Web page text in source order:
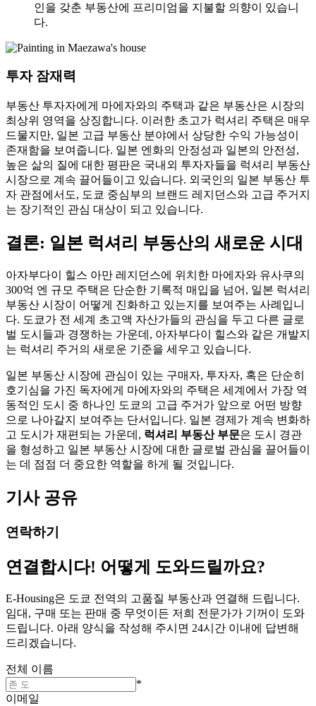
인을 갖춘 부동산에 프리미엄을 지불할 의향이 있습니
다.
투자 잠재력
부동산 투자자에게 마에자와의 주택과 같은 부동산은 시장의
최상위 영역을 상징합니다. 이러한 초고가 럭셔리 주택은 매우
드물지만, 일본 고급 부동산 분야에서 상당한 수익 가능성이
존재함을 보여줍니다. 일본 엔화의 안정성과 일본의 안전성,
높은 삶의 질에 대한 평판은 국내외 투자자들을 럭셔리 부동산
시장으로 계속 끌어들이고 있습니다. 외국인의 일본 부동산 투
자 관점에서도, 도쿄 중심부의 브랜드 레지던스와 고급 주거지
는 장기적인 관심 대상이 되고 있습니다.
결론: 일본 럭셔리 부동산의 새로운 시대
아자부다이 힐스 아만 레지던스에 위치한 마에자와 유사쿠의
300억 엔 규모 주택은 단순한 기록적 매입을 넘어, 일본 럭셔리
부동산 시장이 어떻게 진화하고 있는지를 보여주는 사례입니
다. 도쿄가 전 세계 초고액 자산가들의 관심을 두고 다른 글로
벌 도시들과 경쟁하는 가운데, 아자부다이 힐스와 같은 개발지
는 럭셔리 주거의 새로운 기준을 세우고 있습니다.
일본 부동산 시장에 관심이 있는 구매자, 투자자, 혹은 단순히
호기심을 가진 독자에게 마에자와의 주택은 세계에서 가장 역
동적인 도시 중 하나인 도쿄의 고급 주거가 앞으로 어떤 방향
으로 나아갈지 보여주는 단서입니다. 일본 경제가 계속 변화하
고 도시가 재편되는 가운데, 럭셔리 부동산 부문은 도시 경관
을 형성하고 일본 부동산 시장에 대한 글로벌 관심을 끌어들이
는 데 점점 더 중요한 역할을 하게 될 것입니다.
기사 공유
연락하기
연결합시다! 어떻게 도와드릴까요?
E-Housing은 도쿄 전역의 고품질 부동산과 연결해 드립니다.
임대, 구매 또는 판매 중 무엇이든 저희 전문가가 기꺼이 도와
드립니다. 아래 양식을 작성해 주시면 24시간 이내에 답변해
드리겠습니다.
전체 이름
*
이메일